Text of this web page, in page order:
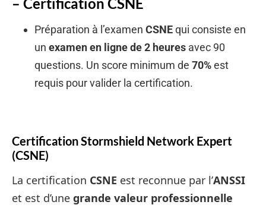
Préparation à l’examen CSNEqui consiste en
un examen en ligne de 2 heures avec 90
questions. Un score minimum de 70%est
requis pour valider la certification.
Certification Stormshield Network Expert
(CSNE)
La certification CSNE est reconnue par l’ANSSI
et est d’une grande valeur professionnelle